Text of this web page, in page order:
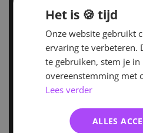
Het is 🍪 tijd
Onze website gebruikt
ervaring te verbeteren.
te gebruiken, stem je
overeenstemming met
Lees verder
ALLES